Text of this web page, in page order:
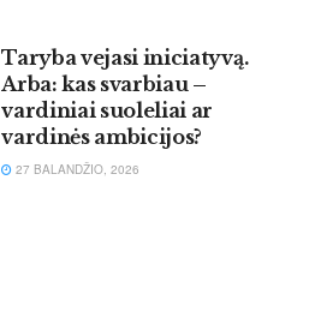
Taryba vejasi iniciatyvą.
Arba: kas svarbiau –
vardiniai suoleliai ar
vardinės ambicijos?
27 BALANDŽIO, 2026